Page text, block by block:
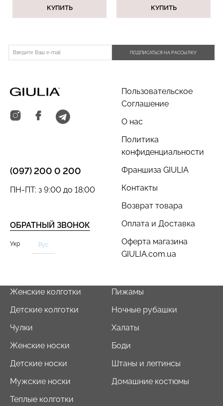
КУПИТЬ КУПИТЬ
ПОДПИСАТЬСЯ НА РАССЫЛКУ
Пользовательское
Соглашение
О нас
Политика
конфиденциальности
Франшиза GIULIA
Контакты
Возврат товара
Оплата и Доставка
Оферта магазина
GIULIA.com.ua
(097) 200 0 200
ОБРАТНЫЙ ЗВОНОК
ПН-ПТ: з 9:00 до 18:00
Укр Рус
Женские колготки
Детские колготки
Чулки
Женские носки
Детские носки
Мужские носки
Теплые колготки
Пижамы
Ночные рубашки
Халаты
Боди
Штаны и леггинсы
Домашние костюмы
Велосипедки с пуш-ап
эффектом бесшовные
454 грн.649 грн. 299 грн.499 грн.
Бесшовный топ на тонких
279 грн.399 грн.
Бесшовный топ с легкой
коррекцией BRA
489 грн.